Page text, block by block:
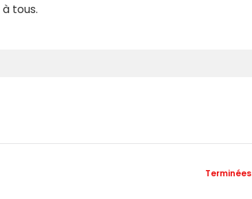
tous.
Terminées